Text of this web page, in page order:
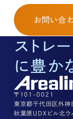
お申し込み・
03-3526-
土地活用に関
03-3526-
底地に関する
03-3526-
株式に関する
03-3526-
その他上記に
03-3526-
お問い合
ストレ
に豊か
〒101-0021
東京都千代田区外
秋葉原UDXビル北ウ